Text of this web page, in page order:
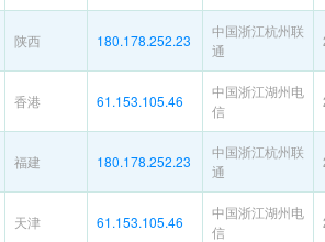
陕西 180.178.252.23
中国浙江杭州联
通
香港 61.153.105.46
中国浙江湖州电
信
福建 180.178.252.23
中国浙江杭州联
通
天津 61.153.105.46
中国浙江湖州电
信